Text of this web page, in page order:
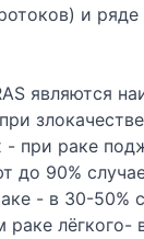
и ряде
являются
- при раке
до 90%
- в 30-50%
раке лёгкого-